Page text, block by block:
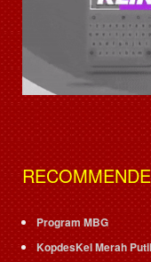
Program MBG
KopdesKel Merah